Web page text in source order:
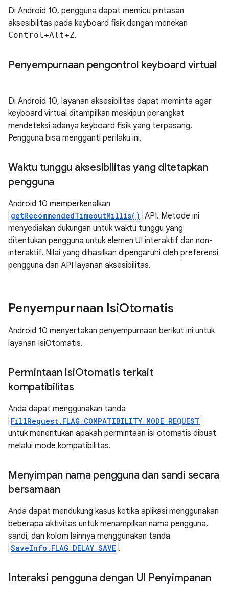
Di Android 10, pengguna dapat memicu pintasan
aksesibilitas pada keyboard fisik dengan menekan
Control+Alt+Z.
Penyempurnaan pengontrol keyboard virtual
Di Android 10, layanan aksesibilitas dapat meminta agar
keyboard virtual ditampilkan meskipun perangkat
mendeteksi adanya keyboard fisik yang terpasang.
Pengguna bisa mengganti perilaku ini.
Waktu tunggu aksesibilitas yang ditetapkan
pengguna
Android 10 memperkenalkan
getRecommendedTimeoutMillis() API. Metode ini
menyediakan dukungan untuk waktu tunggu yang
ditentukan pengguna untuk elemen UI interaktif dan non-
interaktif. Nilai yang dihasilkan dipengaruhi oleh preferensi
pengguna dan API layanan aksesibilitas.
Penyempurnaan IsiOtomatis
Android 10 menyertakan penyempurnaan berikut ini untuk
layanan IsiOtomatis.
Permintaan IsiOtomatis terkait
kompatibilitas
Anda dapat menggunakan tanda
FillRequest.FLAG_COMPATIBILITY_MODE_REQUEST
untuk menentukan apakah permintaan isi otomatis dibuat
melalui mode kompatibilitas.
Menyimpan nama pengguna dan sandi secara
bersamaan
Anda dapat mendukung kasus ketika aplikasi menggunakan
beberapa aktivitas untuk menampilkan nama pengguna,
sandi, dan kolom lainnya menggunakan tanda
SaveInfo.FLAG_DELAY_SAVE .
Interaksi pengguna dengan UI Penyimpanan